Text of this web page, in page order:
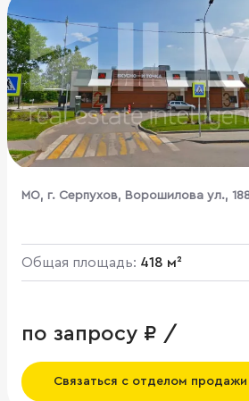
МО, г. Серпухов, Ворошилова ул.,
Общая площадь: 418 м²
по запросу ₽ /
Связаться с отделом продажи